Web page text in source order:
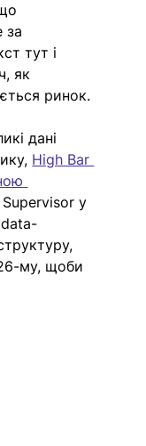
за
тут і
як
ринок.
дані
High Bar
у
data-
му, щоби